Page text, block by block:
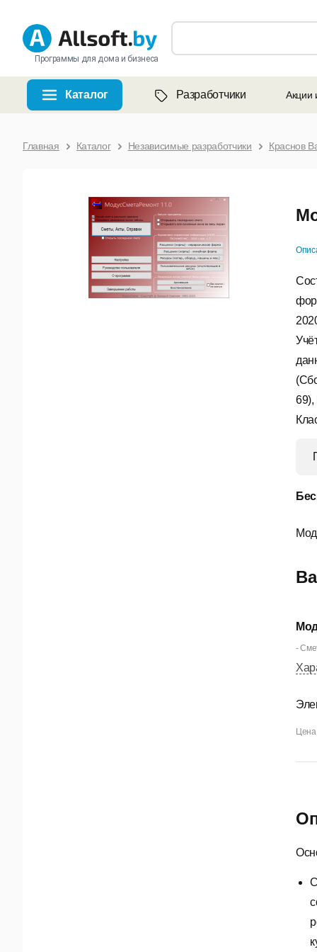
Программы для дома и бизнеса
Каталог Разработчики Акции
Главная Каталог Независимые разработчики Краснов
-